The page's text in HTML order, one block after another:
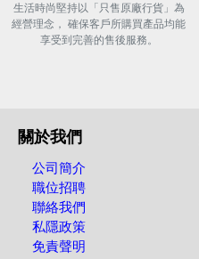
生活時尚堅持以「只售原廠行貨」為
經營理念， 確保客戶所購買產品均能
享受到完善的售後服務。
關於我們
公司簡介
職位招聘
聯絡我們
私隱政策
免責聲明